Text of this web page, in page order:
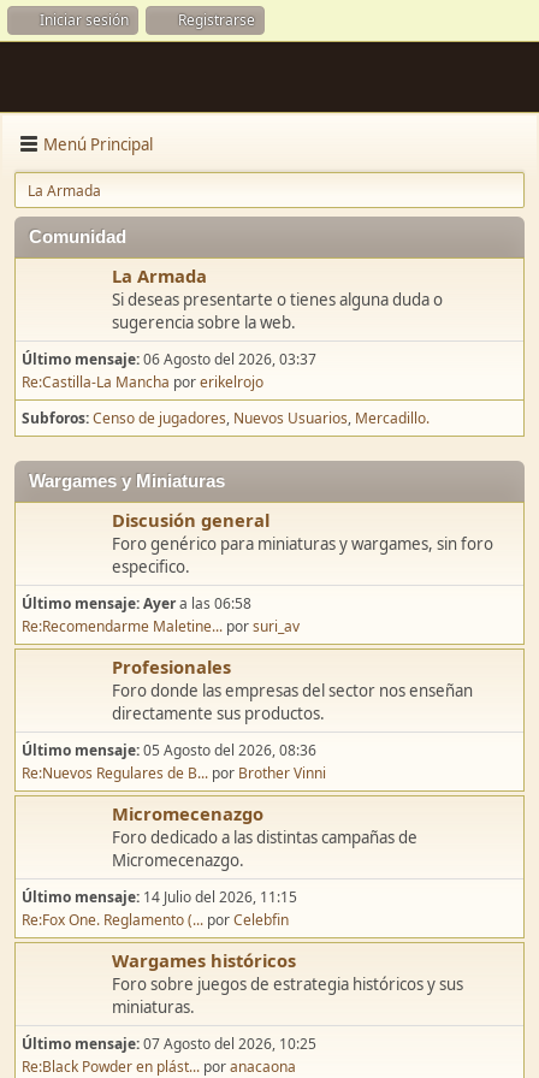
Iniciar sesión Registrarse
Menú Principal
La Armada
Comunidad
La Armada
Si deseas presentarte o tienes alguna duda o
sugerencia sobre la web.
Último mensaje:06 Agosto del 2026, 03:37
Re:Castilla-La Manchaporerikelrojo
Subforos Censo de jugadores Nuevos Usuarios Mercadillo.
Wargames y Miniaturas
Discusión general
Foro genérico para miniaturas y wargames, sin foro
especifico.
Último mensaje:Ayera las 06:58
Re:Recomendarme Maletine...por
Profesionales
Foro donde las empresas del sector nos enseñan
directamente sus productos.
Último mensaje:05 Agosto del 2026, 08:36
Re:Nuevos Regulares de B...porBrother Vinni
Micromecenazgo
Foro dedicado a las distintas campañas de
Micromecenazgo.
Último mensaje:14 Julio del 2026, 11:15
Re:Fox One. Reglamento (...porCelebfin
Wargames históricos
Foro sobre juegos de estrategia históricos y sus
miniaturas.